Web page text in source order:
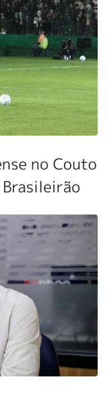
no Couto